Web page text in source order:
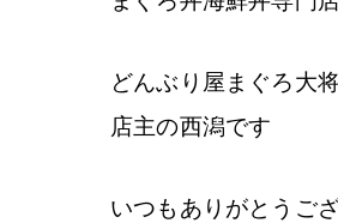
どんぶり屋まぐろ大
店主の西潟です
いつもありがとうご